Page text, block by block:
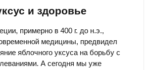
и здоровье
примерно в 400 г. до н.э.,
медицины, предвидел
яблочного уксуса на борьбу с
А сегодня мы уже